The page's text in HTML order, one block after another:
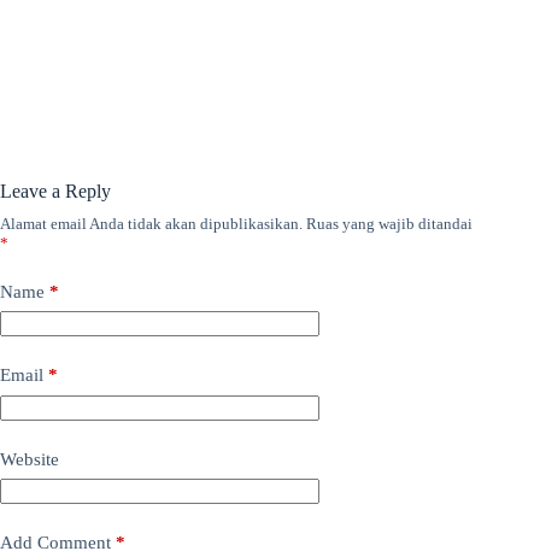
Leave a Reply
Alamat email Anda tidak akan dipublikasikan. Ruas yang wajib ditandai
*
Name *
Email *
Website
Add Comment *